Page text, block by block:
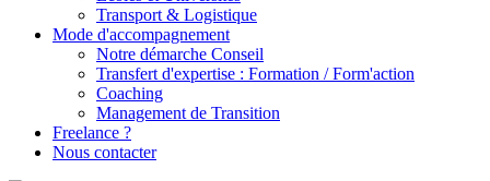
Transport & Logistique
Mode d'accompagnement
Notre démarche Conseil
Transfert d'expertise : Formation / Form'action
Coaching
Management de Transition
Freelance ?
Nous contacter